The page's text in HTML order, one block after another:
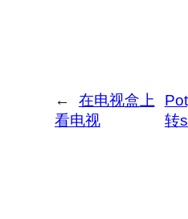
←
在电视盒上
看电视
转